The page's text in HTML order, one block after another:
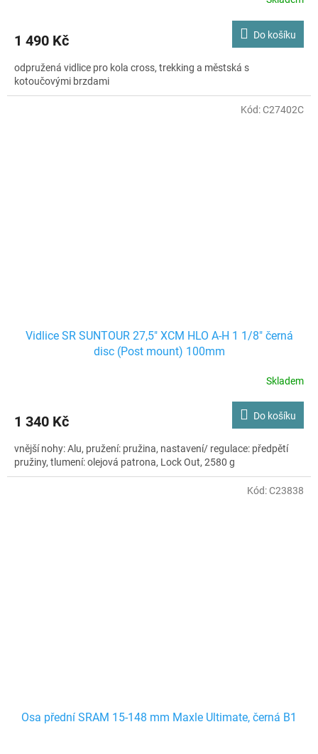
1 490 Kč Do košíku
odpružená vidlice pro kola cross, trekking a městská s
kotoučovými brzdami
Vidlice SR SUNTOUR 27,5" XCM HLO A-H 1 1/8" černá
disc (Post mount) 100mm
Skladem
1 340 Kč Do košíku
vnější nohy: Alu, pružení: pružina, nastavení/ regulace: předpětí
pružiny, tlumení: olejová patrona, Lock Out, 2580 g
Kód:C27402C
Osa přední SRAM 15-148 mm Maxle Ultimate, černá B1
Kód:C23838